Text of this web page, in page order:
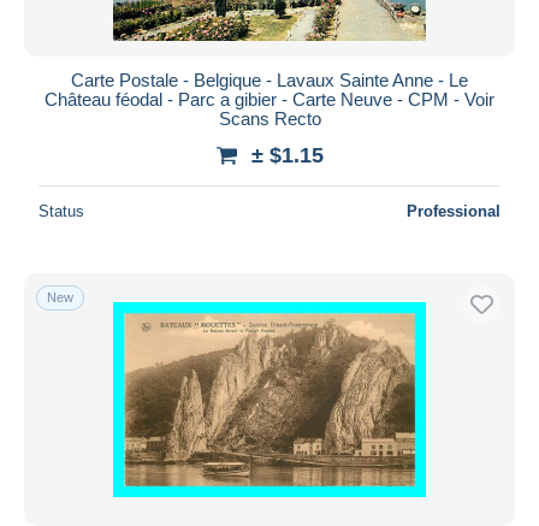
Carte Postale - Belgique - Lavaux Sainte Anne - Le
Château féodal - Parc a gibier - Carte Neuve - CPM - Voir
Scans Recto
± $1.15
Status Professional
New